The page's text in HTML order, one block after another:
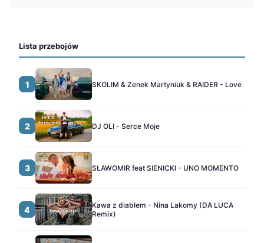
Lista przebojów
1 SKOLIM & Zenek Martyniuk & RAIDER - Love
2 DJ OLI - Serce Moje
3 SŁAWOMIR feat SIENICKI - UNO MOMENTO
4
Kawa z diabłem - Nina Lakomy (DA LUCA
Remix)